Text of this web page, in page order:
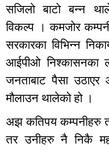
सजिलो बाटो बन्न
विकल्प । कमजोर
सरकारका विभिन्न
आईपीओ निश्कासनका
जनताबाट पैसा
मौलाउन थालेको हो ।
अझ कतिपय कम्पनीहरु
तर उनीहरु नै निकै